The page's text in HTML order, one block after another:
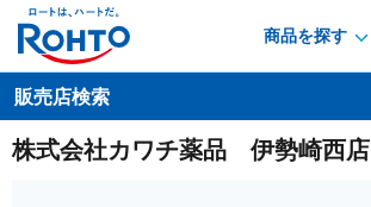
商品を探す
販売店検索
株式会社カワチ薬品 伊勢崎西店